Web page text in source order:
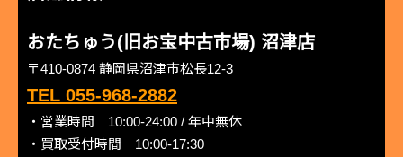
おたちゅう(旧お宝中古市場) 沼津店
〒410-0874 静岡県沼津市松長12-3
TEL 055-968-2882
・営業時間 10:00-24:00 / 年中無休
・買取受付時間 10:00-17:30